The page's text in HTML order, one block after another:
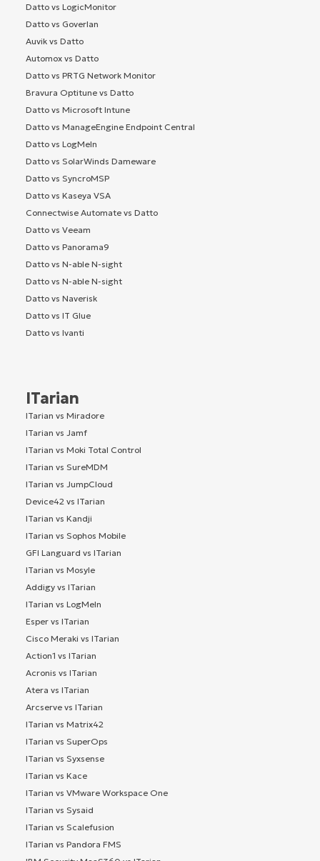
Datto vs LogicMonitor
Datto vs Goverlan
Auvik vs Datto
Automox vs Datto
Datto vs PRTG Network Monitor
Bravura Optitune vs Datto
Datto vs Microsoft Intune
Datto vs ManageEngine Endpoint Central
Datto vs LogMeIn
Datto vs SolarWinds Dameware
Datto vs SyncroMSP
Datto vs Kaseya VSA
Connectwise Automate vs Datto
Datto vs Veeam
Datto vs Panorama9
Datto vs N-able N-sight
Datto vs N-able N-sight
Datto vs Naverisk
Datto vs IT Glue
Datto vs Ivanti
ITarian
ITarian vs Miradore
ITarian vs Jamf
ITarian vs Moki Total Control
ITarian vs SureMDM
ITarian vs JumpCloud
Device42 vs ITarian
ITarian vs Kandji
ITarian vs Sophos Mobile
GFI Languard vs ITarian
ITarian vs Mosyle
Addigy vs ITarian
ITarian vs LogMeIn
Esper vs ITarian
Cisco Meraki vs ITarian
Action1 vs ITarian
Acronis vs ITarian
Atera vs ITarian
Arcserve vs ITarian
ITarian vs Matrix42
ITarian vs SuperOps
ITarian vs Syxsense
ITarian vs Kace
ITarian vs VMware Workspace One
ITarian vs Sysaid
ITarian vs Scalefusion
ITarian vs Pandora FMS